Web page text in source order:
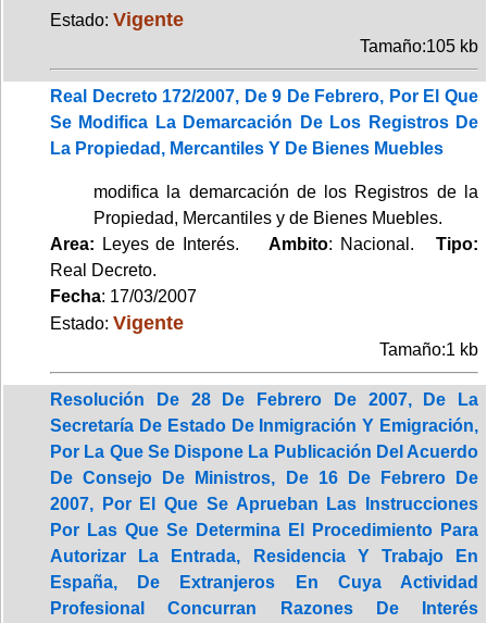
Estado: Vigente
Tamaño:105 kb
Real Decreto 172/2007, De 9 De Febrero, Por El Que
Se Modifica La Demarcación De Los Registros De
La Propiedad, Mercantiles Y De Bienes Muebles
modifica la demarcación de los Registros de la
Propiedad, Mercantiles y de Bienes Muebles.
Area: Leyes de Interés.Ambito: Nacional.Tipo:
Real Decreto.
Fecha: 17/03/2007
Estado: Vigente
Tamaño:1 kb
Resolución De 28 De Febrero De 2007, De La
Secretaría De Estado De Inmigración Y Emigración,
Por La Que Se Dispone La Publicación Del Acuerdo
De Consejo De Ministros, De 16 De Febrero De
2007, Por El Que Se Aprueban Las Instrucciones
Por Las Que Se Determina El Procedimiento Para
Autorizar La Entrada, Residencia Y Trabajo En
España, De Extranjeros En Cuya Actividad
Profesional Concurran Razones De Interés